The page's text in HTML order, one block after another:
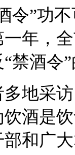
令”功
年，
禁酒令
采访
饮酒是
部和广